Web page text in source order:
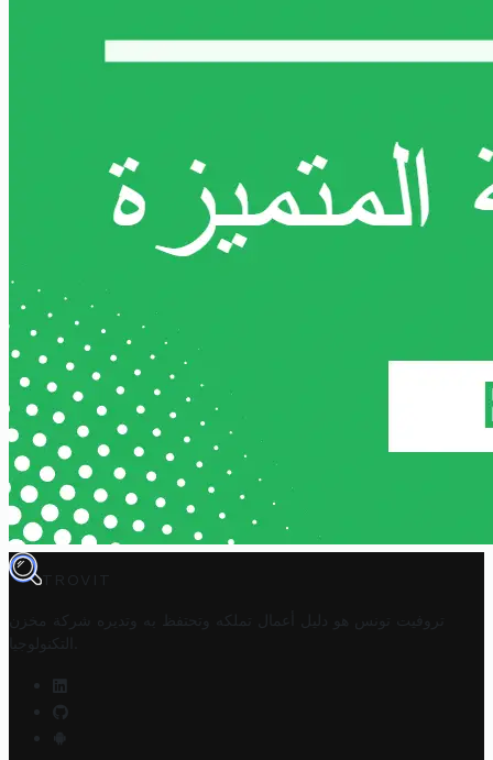
TROVIT
تروفيت تونس هو دليل أعمال تملكه وتحتفظ به وتديره
شركة مخزن
التكنولوجيا